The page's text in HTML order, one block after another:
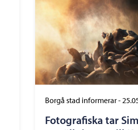
Borgå stad informerar-
Fotografiska tar